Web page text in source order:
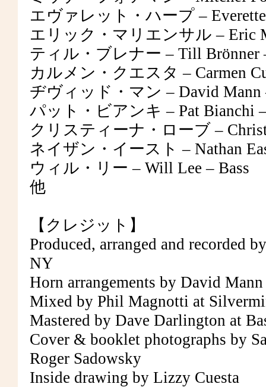
エヴァレット・ハープ –
エリック・マリエンサル – Eric
ティル・ブレナー – Till Brönner
カルメン・クエスタ – Carmen
ヂヴィッド・マン – David Mann
パット・ビアンキ – Pat Bianchi
クリスティーナ・ローブ –
ネイザン・イースト – Nathan
ウィル・リー – Will Lee – Bass
他
【クレジット】
Produced, arranged and recorded
NY
Horn arrangements by David Mann
Mixed by Phil Magnotti at
Mastered by Dave Darlington at
Cover & booklet photographs by
Roger Sadowsky
Inside drawing by Lizzy Cuesta